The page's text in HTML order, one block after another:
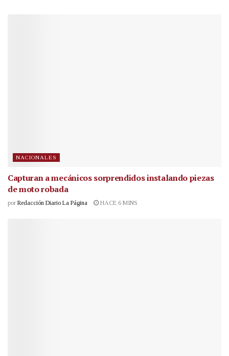
NACIONALES
Capturan a mecánicos sorprendidos instalando piezas
de moto robada
por Redacción Diario La Página HACE 6 MINS